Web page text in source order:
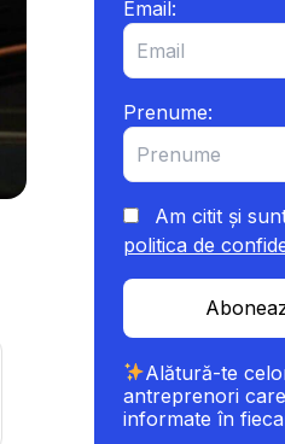
Email:
Prenume:
Am citit și
politica de
Alătură-te
antreprenori
informate în